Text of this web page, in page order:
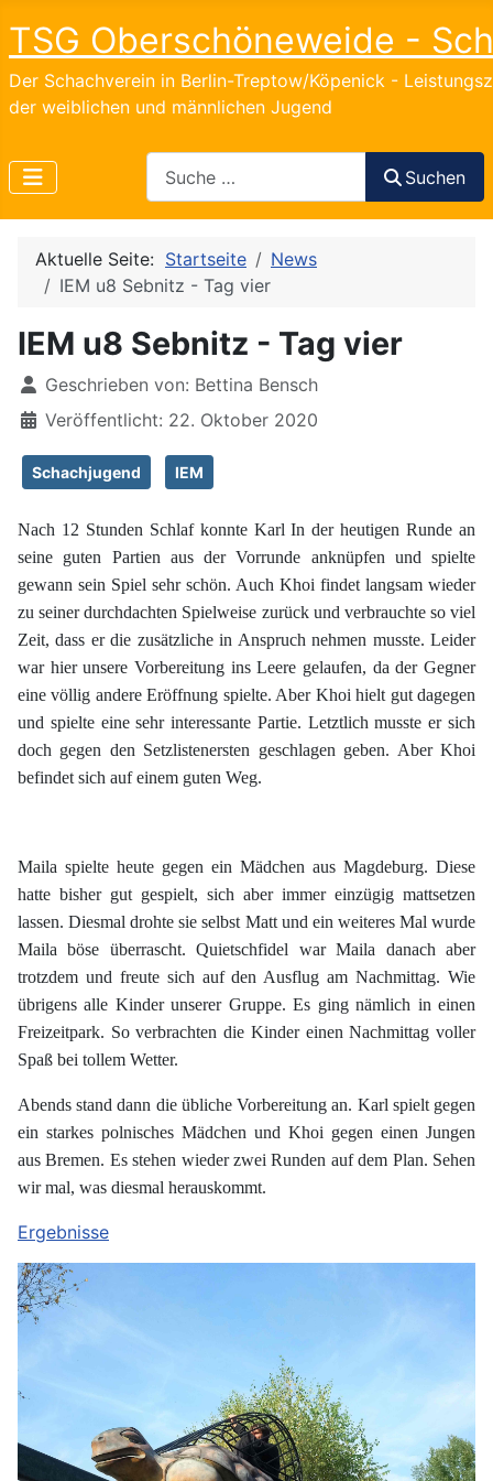
TSG Oberschöneweide -
Der Schachverein in Berlin-Treptow/Köpenick -
der weiblichen und männlichen Jugend
Suchen
Aktuelle Seite: Startseite
News
IEM u8 Sebnitz - Tag vier
IEM u8 Sebnitz - Tag vier
DetailsGeschrieben von: Bettina Bensch
Veröffentlicht: 22. Oktober 2020
Schachjugend IEM
Nach 12 Stunden Schlaf konnte Karl In der heutigen Runde an
seine guten Partien aus der Vorrunde anknüpfen und spielte
gewann sein Spiel sehr schön. Auch Khoi findet langsam wieder
zu seiner durchdachten Spielweise zurück und verbrauchte so viel
Zeit, dass er die zusätzliche in Anspruch nehmen musste. Leider
war hier unsere Vorbereitung ins Leere gelaufen, da der Gegner
eine völlig andere Eröffnung spielte. Aber Khoi hielt gut dagegen
und spielte eine sehr interessante Partie. Letztlich musste er sich
doch gegen den Setzlistenersten geschlagen geben. Aber Khoi
befindet sich auf einem guten Weg.
Maila spielte heute gegen ein Mädchen aus Magdeburg. Diese
hatte bisher gut gespielt, sich aber immer einzügig mattsetzen
lassen. Diesmal drohte sie selbst Matt und ein weiteres Mal wurde
Maila böse überrascht. Quietschfidel war Maila danach aber
trotzdem und freute sich auf den Ausflug am Nachmittag. Wie
übrigens alle Kinder unserer Gruppe. Es ging nämlich in einen
Freizeitpark. So verbrachten die Kinder einen Nachmittag voller
Spaß bei tollem Wetter.
Abends stand dann die übliche Vorbereitung an. Karl spielt gegen
ein starkes polnisches Mädchen und Khoi gegen einen Jungen
aus Bremen. Es stehen wieder zwei Runden auf dem Plan. Sehen
wir mal, was diesmal herauskommt.
Ergebnisse